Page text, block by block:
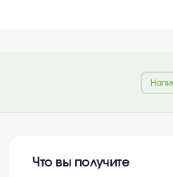
Что вы получите